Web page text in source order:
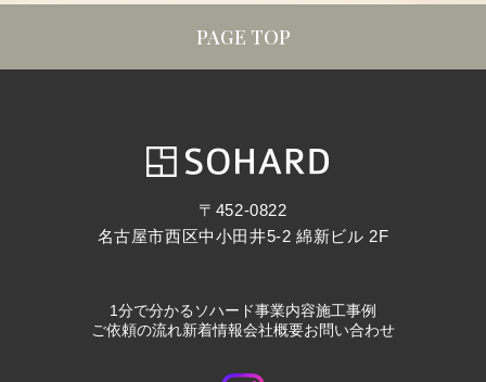
PAGE TOP
〒452-0822
名古屋市西区中小田井5-2 綿新ビル 2F
1分で分かるソハード事業内容施工事例
ご依頼の流れ新着情報会社概要お問い合わせ